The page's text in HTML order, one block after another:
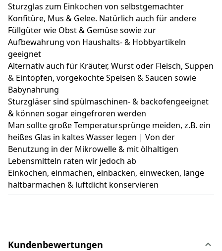
Sturzglas zum Einkochen von selbstgemachter
Konfitüre, Mus & Gelee. Natürlich auch für andere
Füllgüter wie Obst & Gemüse sowie zur
Aufbewahrung von Haushalts- & Hobbyartikeln
geeignet
Alternativ auch für Kräuter, Wurst oder Fleisch, Suppen
& Eintöpfen, vorgekochte Speisen & Saucen sowie
Babynahrung
Sturzgläser sind spülmaschinen- & backofengeeignet
& können sogar eingefroren werden
Man sollte große Temperatursprünge meiden, z.B. ein
heißes Glas in kaltes Wasser legen | Von der
Benutzung in der Mikrowelle & mit ölhaltigen
Lebensmitteln raten wir jedoch ab
Einkochen, einmachen, einbacken, einwecken, lange
haltbarmachen & luftdicht konservieren
Kundenbewertungen